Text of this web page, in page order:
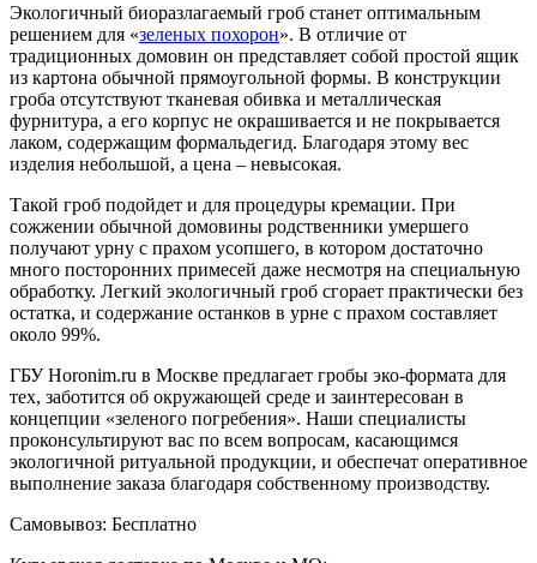
Экологичный биоразлагаемый гроб станет оптимальным
решением для «зеленых похорон». В отличие от
традиционных домовин он представляет собой простой ящик
из картона обычной прямоугольной формы. В конструкции
гроба отсутствуют тканевая обивка и металлическая
фурнитура, а его корпус не окрашивается и не покрывается
лаком, содержащим формальдегид. Благодаря этому вес
изделия небольшой, а цена – невысокая.
Такой гроб подойдет и для процедуры кремации. При
сожжении обычной домовины родственники умершего
получают урну с прахом усопшего, в котором достаточно
много посторонних примесей даже несмотря на специальную
обработку. Легкий экологичный гроб сгорает практически без
остатка, и содержание останков в урне с прахом составляет
около 99%.
ГБУ Horonim.ru в Москве предлагает гробы эко-формата для
тех, заботится об окружающей среде и заинтересован в
концепции «зеленого погребения». Наши специалисты
проконсультируют вас по всем вопросам, касающимся
экологичной ритуальной продукции, и обеспечат оперативное
выполнение заказа благодаря собственному производству.
Самовывоз: Бесплатно